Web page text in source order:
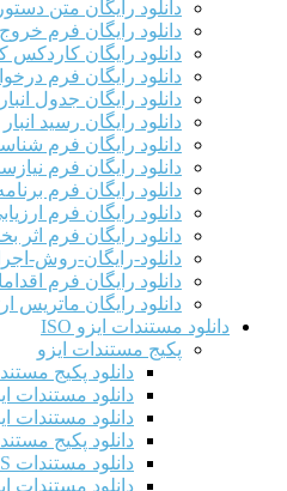
دانلود رایگان متن
دانلود رایگان فرم خروج
دانلود رایگان کاردکس
دانلود رایگان فرم
دانلود رایگان جدول
دانلود رایگان رسید انبار
دانلود رایگان فرم
دانلود رایگان فرم
دانلود رایگان فرم
دانلود رایگان فرم
دانلود رایگان فرم
دانلود-رایگان-روش-
دانلود رایگان فرم
دانلود رایگان ماتریس
دانلود مستندات ایزو ISO
پکیج مستندات ایزو
دانلود پکیج مستندات
دانلود مستندات ایزو
دانلود مستندات ایزو
دانلود پکیج مستندات
دانلود مستندات IMS
دانلود مستندات ایزو